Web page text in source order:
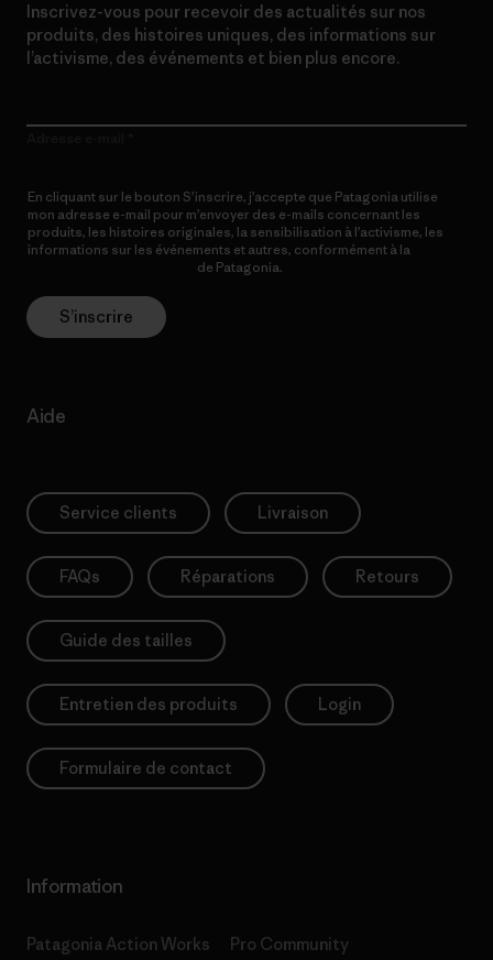
Inscrivez-vous pour recevoir des actualités sur nos
produits, des histoires uniques, des informations sur
l’activisme, des événements et bien plus encore.
En cliquant sur le bouton S’inscrire, j’accepte que Patagonia utilise
mon adresse e-mail pour m’envoyer des e-mails concernant les
produits, les histoires originales, la sensibilisation à l’activisme, les
informations sur les événements et autres, conformément à la
de Patagonia.
S’inscrire
Aide
Service clients Livraison
FAQs Réparations Retours
Guide des tailles
Entretien des produits Login
Formulaire de contact
Information
Patagonia Action Works Pro Community